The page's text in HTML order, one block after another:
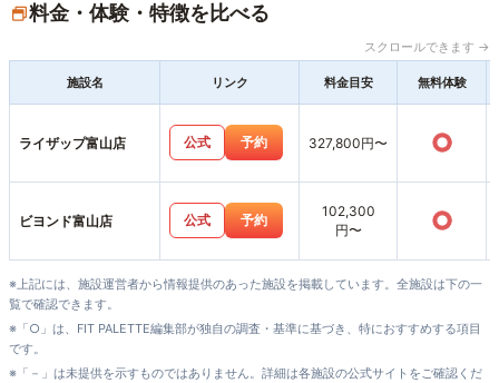
料金・体験・特徴を比べる
スクロールできます →
施設名 リンク 料金目安 無料体験
ライザップ富山店 公式 予約 327,800円〜 ○
ビヨンド富山店 公式 予約
102,300
円〜
○
※上記には、施設運営者から情報提供のあった施設を掲載しています。全施設は下の一
覧で確認できます。
※「○」は、FIT PALETTE編集部が独自の調査・基準に基づき、特におすすめする項目
です。
※「－」は未提供を示すものではありません。詳細は各施設の公式サイトをご確認くだ